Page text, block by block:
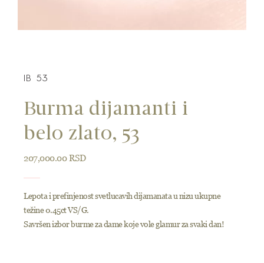
IB 53
Burma dijamanti i
belo zlato, 53
207,000.00RSD
Lepota i prefinjenost svetlucavih dijamanata u nizu ukupne
težine 0.45ct VS/G.
Savršen izbor burme za dame koje vole glamur za svaki dan!